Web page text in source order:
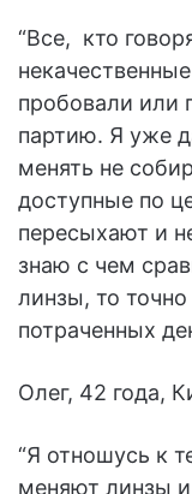
“Все, кто
пробовали или
партию. Я уже
менять не
доступные по
пересыхают и
знаю с чем
линзы, то
потраченных
Олег, 42 года,
“Я отношусь к
меняют линзы